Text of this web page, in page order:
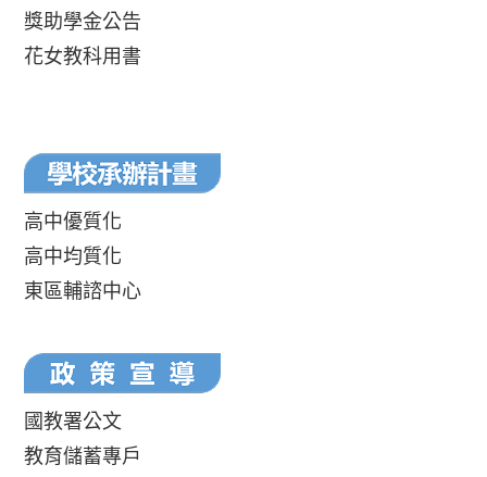
獎助學金公告
花女教科用書
高中優質化
高中均質化
東區輔諮中心
國教署公文
教育儲蓄專戶